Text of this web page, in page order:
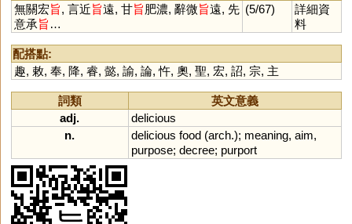
無關宏旨, 言近旨遠, 甘旨肥濃, 辭微旨遠, 先
意承旨 …
(5/67)
詳細資
料
配搭點:
趣, 敕, 奉, 降, 睿, 懿, 諭, 論,忤, 奧, 聖, 宏, 詔, 宗, 主
詞類
英文意義
adj.
delicious
n.
delicious food(arch.); meaning, aim,
purpose; decree; purport